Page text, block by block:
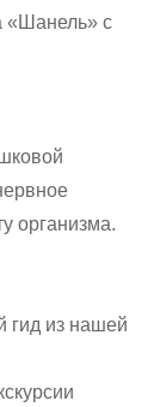
«Шанель» с
организма.
гид из нашей